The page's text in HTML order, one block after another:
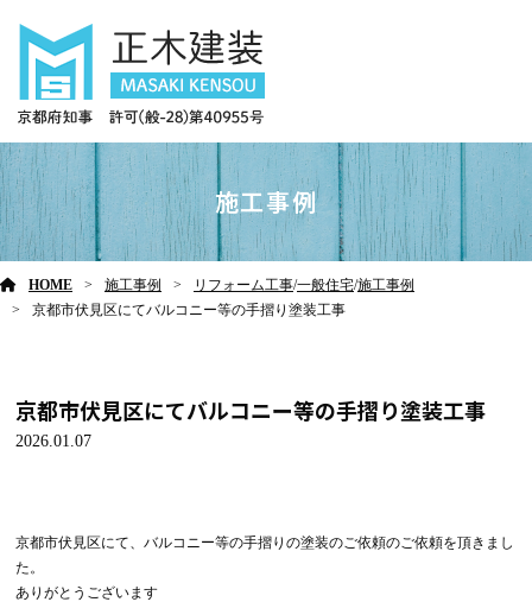
施工事例
HOME 施工事例 リフォーム工事/一般住宅/施工事例
京都市伏見区にてバルコニー等の手摺り塗装工事
京都市伏見区にてバルコニー等の手摺り塗装工事
2026.01.07
京都市伏見区にて、バルコニー等の手摺りの塗装のご依頼のご依頼を頂きまし
た。
ありがとうございます